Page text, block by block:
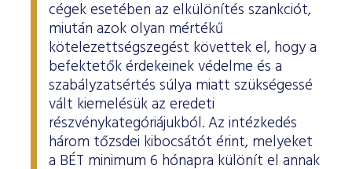
cégek esetében az elkülönítés szankciót,
miután azok olyan mértékű
kötelezettségszegést követtek el, hogy a
befektetők érdekeinek védelme és a
szabályzatsértés súlya miatt szükségessé
vált kiemelésük az eredeti
részvénykategóriájukból. Az intézkedés
három tőzsdei kibocsátót érint, melyeket
a BÉT minimum 6 hónapra különít el annak